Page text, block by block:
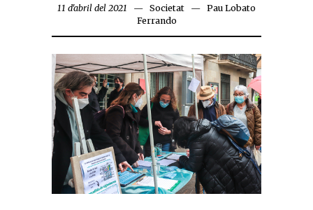
11 d'abril del 2021 Societat
Pau Lobato
Ferrando